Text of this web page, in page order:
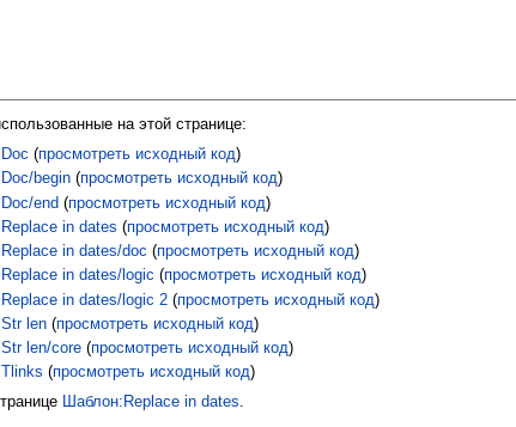
на этой странице:
(просмотреть исходный код)
begin (просмотреть исходный код)
end (просмотреть исходный код)
in dates (просмотреть исходный код)
in dates/doc (просмотреть исходный код)
in dates/logic (просмотреть исходный код)
in dates/logic 2 (просмотреть исходный код)
len (просмотреть исходный код)
len/core (просмотреть исходный код)
(просмотреть исходный код)
Шаблон:Replace in dates